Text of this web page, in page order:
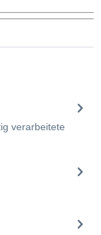
verarbeitete